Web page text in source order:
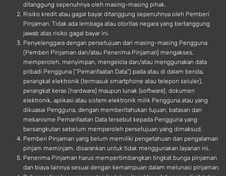
ditanggung sepenuhnya oleh masing-masing pihak.
Risiko kredit atau gagal bayar ditanggung sepenuhnya oleh Pemberi
Pinjaman. Tidak ada lembaga atau otoritas negara yang bertanggung
jawab atas risiko gagal bayar ini.
Penyelenggara dengan persetujuan dari masing-masing Pengguna
(Pemberi Pinjaman dan/atau Penerima Pinjaman) mengakses,
memperoleh, menyimpan, mengelola dan/atau menggunakan data
pribadi Pengguna (“Pemanfaatan Data”) pada atau di dalam benda,
perangkat elektronik (termasuk smartphone atau telepon seluler),
perangkat keras (hardware) maupun lunak (software), dokumen
elektronik, aplikasi atau sistem elektronik milik Pengguna atau yang
dikuasai Pengguna, dengan memberitahukan tujuan, batasan dan
mekanisme Pemanfaatan Data tersebut kepada Pengguna yang
bersangkutan sebelum memperoleh persetujuan yang dimaksud.
Pemberi Pinjaman yang belum memiliki pengetahuan dan pengalaman
pinjam meminjam, disarankan untuk tidak menggunakan layanan ini.
Penerima Pinjaman harus mempertimbangkan tingkat bunga pinjaman
dan biaya lainnya sesuai dengan kemampuan dalam melunasi pinjaman.